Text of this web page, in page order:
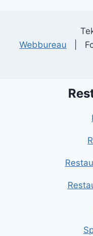
Webbureau |